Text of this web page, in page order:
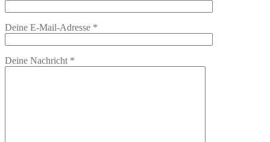
Deine E-Mail-Adresse *
Deine Nachricht *